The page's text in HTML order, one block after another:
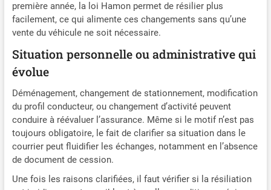
première année, la loi Hamon permet de résilier plus
facilement, ce qui alimente ces changements sans qu’une
vente du véhicule ne soit nécessaire.
Situation personnelle ou administrative qui
évolue
Déménagement, changement de stationnement, modification
du profil conducteur, ou changement d’activité peuvent
conduire à réévaluer l’assurance. Même si le motif n’est pas
toujours obligatoire, le fait de clarifier sa situation dans le
courrier peut fluidifier les échanges, notamment en l’absence
de document de cession.
Une fois les raisons clarifiées, il faut vérifier si la résiliation